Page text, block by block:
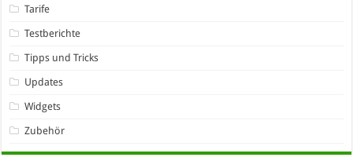
Tarife
Testberichte
Tipps und Tricks
Updates
Widgets
Zubehör